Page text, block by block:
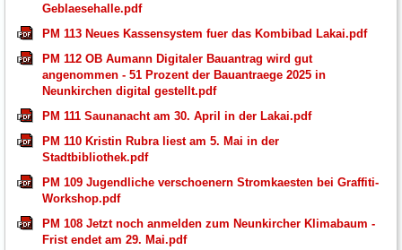
Geblaesehalle.pdf
PM 113 Neues Kassensystem fuer das Kombibad Lakai.pdf
PM 112 OB Aumann Digitaler Bauantrag wird gut
angenommen - 51 Prozent der Bauantraege 2025 in
Neunkirchen digital gestellt.pdf
PM 111 Saunanacht am 30. April in der Lakai.pdf
PM 110 Kristin Rubra liest am 5. Mai in der
Stadtbibliothek.pdf
PM 109 Jugendliche verschoenern Stromkaesten bei Graffiti-
Workshop.pdf
PM 108 Jetzt noch anmelden zum Neunkircher Klimabaum -
Frist endet am 29. Mai.pdf